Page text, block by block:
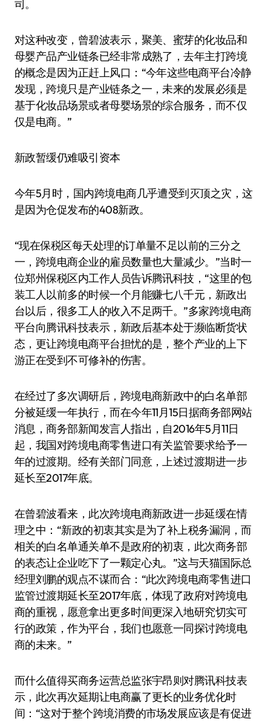
司。
对这种改变，曾碧波表示，聚美、蜜芽的化妆品和
母婴产品产业链条已经非常成熟了，去年主打跨境
的概念是因为正赶上风口：“今年这些电商平台冷静
发现，跨境只是产业链条之一，未来的发展必须是
基于化妆品场景或者母婴场景的综合服务，而不仅
仅是电商。”
新政暂缓仍难吸引资本
今年5月时，国内跨境电商几乎遭受到灭顶之灾，这
是因为仓促发布的408新政。
“现在保税区每天处理的订单量不足以前的三分之
一，跨境电商企业的雇员数量也大量减少。”当时一
位郑州保税区内工作人员告诉腾讯科技，“这里的包
装工人以前多的时候一个月能赚七八千元，新政出
台以后，很多工人的收入不足两千。”多家跨境电商
平台向腾讯科技表示，新政后基本处于濒临断货状
态，更让跨境电商平台担忧的是，整个产业的上下
游正在受到不可修补的伤害。
在经过了多次调研后，跨境电商新政中的白名单部
分被延缓一年执行，而在今年11月15日据商务部网站
消息，商务部新闻发言人指出，自2016年5月11日
起，我国对跨境电商零售进口有关监管要求给予一
年的过渡期。经有关部门同意，上述过渡期进一步
延长至2017年底。
在曾碧波看来，此次跨境电商新政进一步延缓在情
理之中：“新政的初衷其实是为了补上税务漏洞，而
相关的白名单通关单不是政府的初衷，此次商务部
的表态让企业吃下了一颗定心丸。”这与天猫国际总
经理刘鹏的观点不谋而合：“此次跨境电商零售进口
监管过渡期延长至2017年底，体现了政府对跨境电
商的重视，愿意拿出更多时间更深入地研究切实可
行的政策，作为平台，我们也愿意一同探讨跨境电
商的未来。”
而什么值得买商务运营总监张宇昂则对腾讯科技表
示，此次再次延期让电商赢了更长的业务优化时
间：“这对于整个跨境消费的市场发展应该是有促进